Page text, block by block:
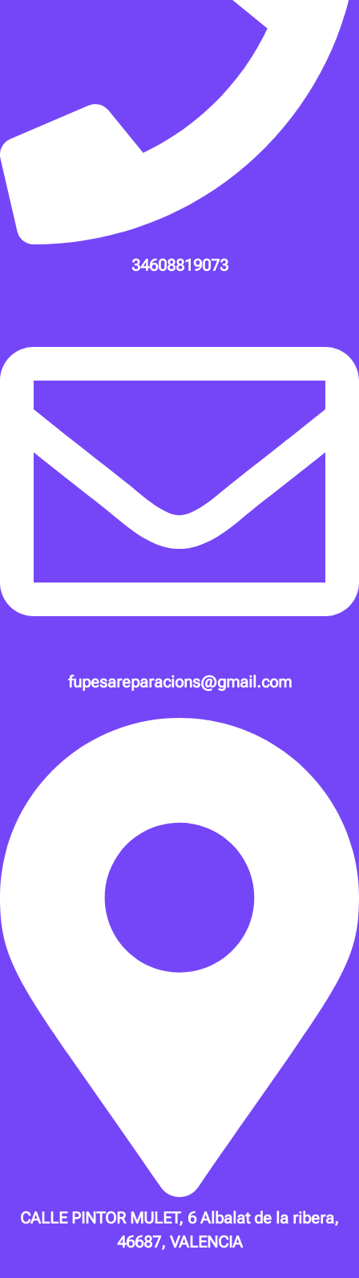
34608819073
fupesareparacions@gmail.com
CALLE PINTOR MULET, 6 Albalat de la ribera,
46687, VALENCIA